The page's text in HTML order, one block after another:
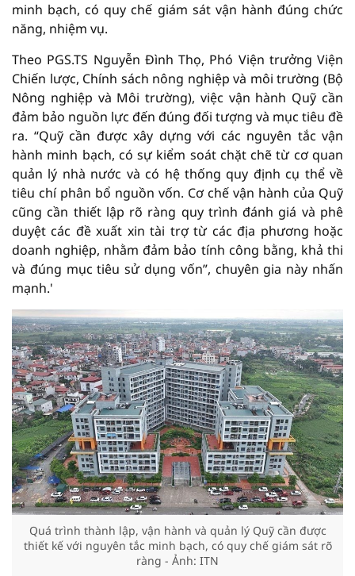
minh bạch, có quy chế giám sát vận hành đúng chức
năng, nhiệm vụ.
Theo PGS.TS Nguyễn Đình Thọ, Phó Viện trưởng Viện
Chiến lược, Chính sách nông nghiệp và môi trường (Bộ
Nông nghiệp và Môi trường), việc vận hành Quỹ cần
đảm bảo nguồn lực đến đúng đối tượng và mục tiêu đề
ra. “Quỹ cần được xây dựng với các nguyên tắc vận
hành minh bạch, có sự kiểm soát chặt chẽ từ cơ quan
quản lý nhà nước và có hệ thống quy định cụ thể về
tiêu chí phân bổ nguồn vốn. Cơ chế vận hành của Quỹ
cũng cần thiết lập rõ ràng quy trình đánh giá và phê
duyệt các đề xuất xin tài trợ từ các địa phương hoặc
doanh nghiệp, nhằm đảm bảo tính công bằng, khả thi
và đúng mục tiêu sử dụng vốn”, chuyên gia này nhấn
mạnh.'
Quá trình thành lập, vận hành và quản lý Quỹ cần được
thiết kế với nguyên tắc minh bạch, có quy chế giám sát rõ
ràng - Ảnh: ITN